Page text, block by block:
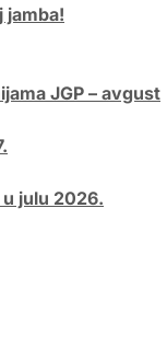
jamba!
JGP – avgust
julu 2026.